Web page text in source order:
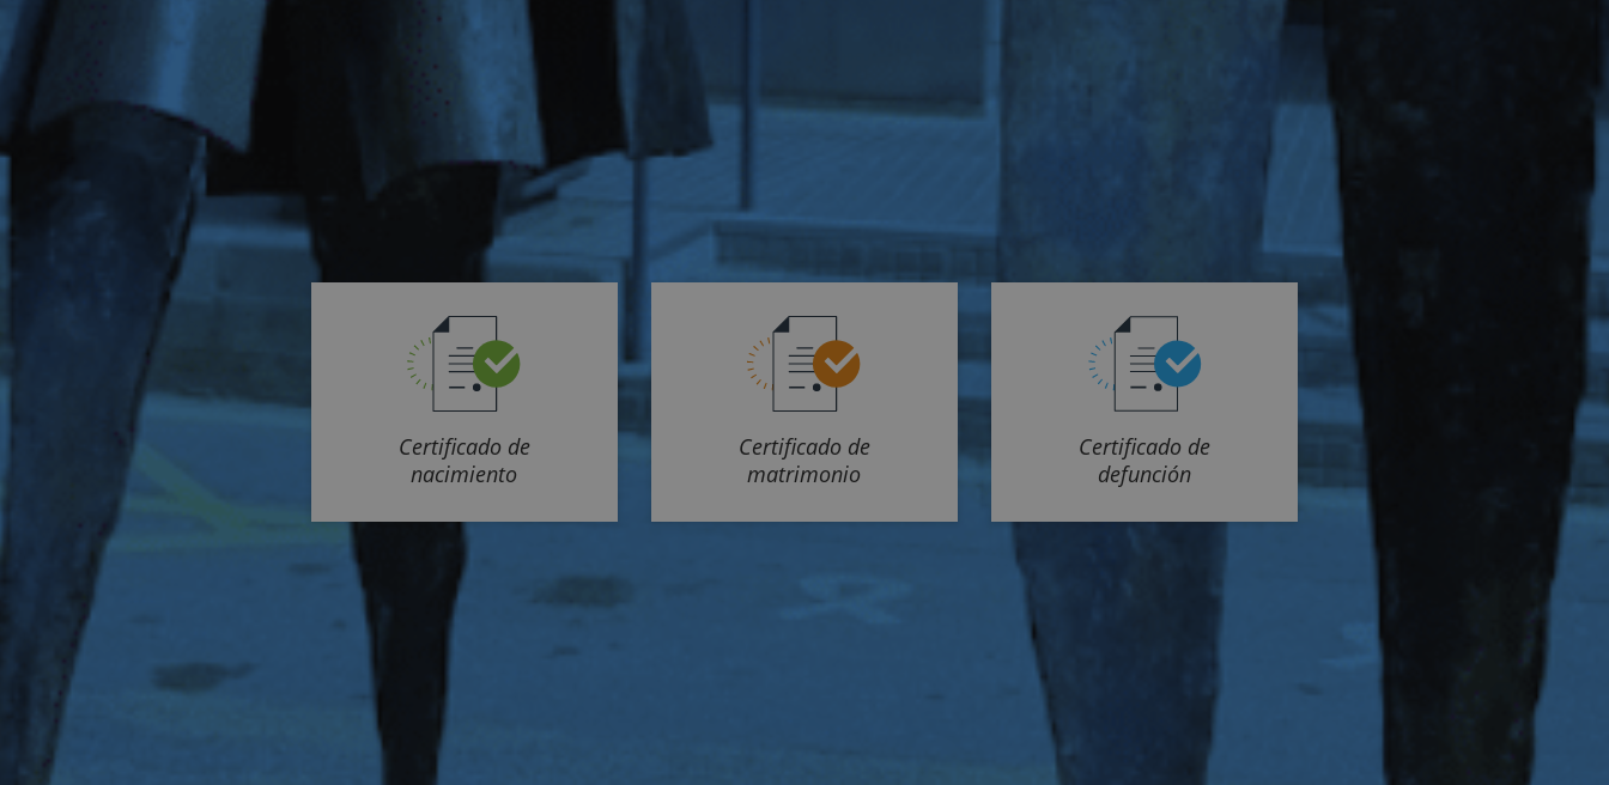
Certificado de
nacimiento
Certificado de
matrimonio
Certificado de
defunción